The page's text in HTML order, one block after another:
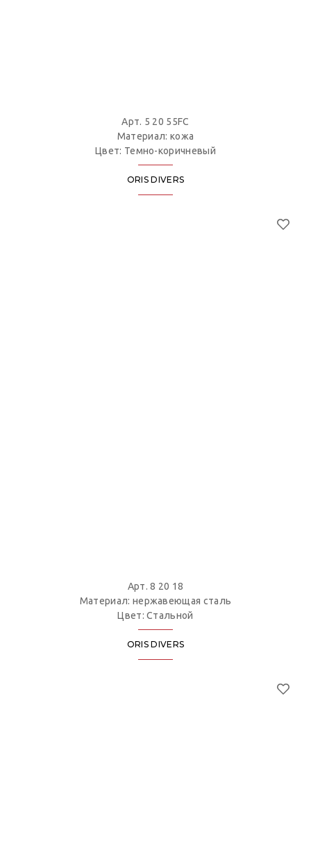
Арт. 5 20 55FC
Материал: кожа
Цвет: Темно-коричневый
ORIS DIVERS
Арт. 8 20 18
Материал: нержавеющая сталь
Цвет: Стальной
ORIS DIVERS